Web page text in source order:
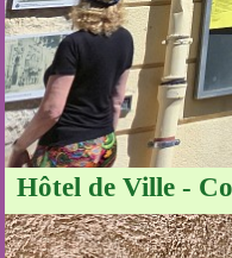
Hôtel de Ville -